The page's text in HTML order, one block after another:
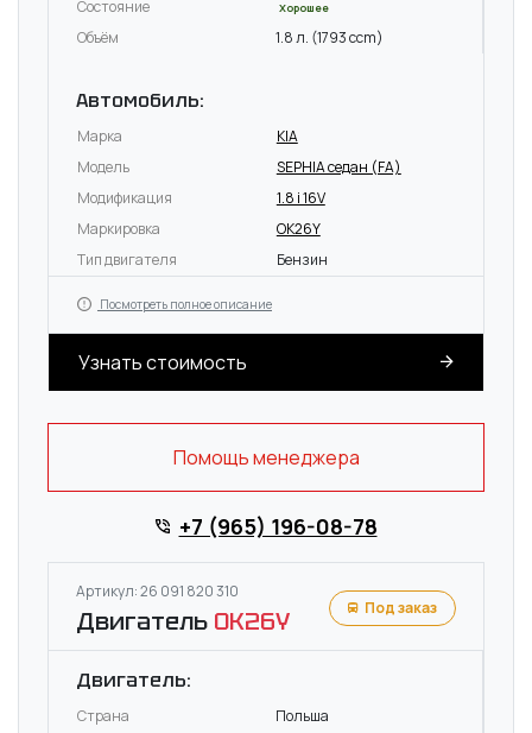
Состояние Хорошее
Объём 1.8 л. (1793 ccm)
Автомобиль:
Марка
KIA
Модель
SEPHIA седан (FA)
Модификация
1.8 i 16V
Маркировка
OK26Y
Тип двигателя
Бензин
Посмотреть полное описание
Узнать стоимость
Помощь менеджера
+7 (965) 196-08-78
Артикул: 26 091 820 310
Двигатель OK26Y Под заказ
Двигатель:
Страна
Польша